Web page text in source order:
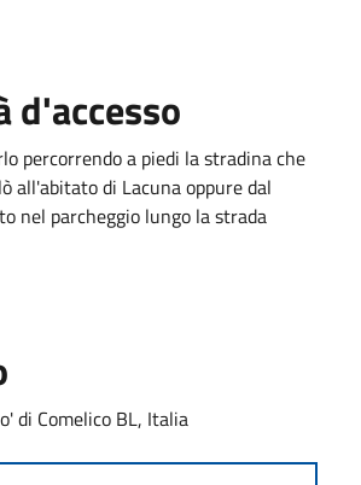
d'accesso
percorrendo a piedi la stradina che
all'abitato di Lacuna oppure dal
nel parcheggio lungo la strada
di Comelico BL, Italia